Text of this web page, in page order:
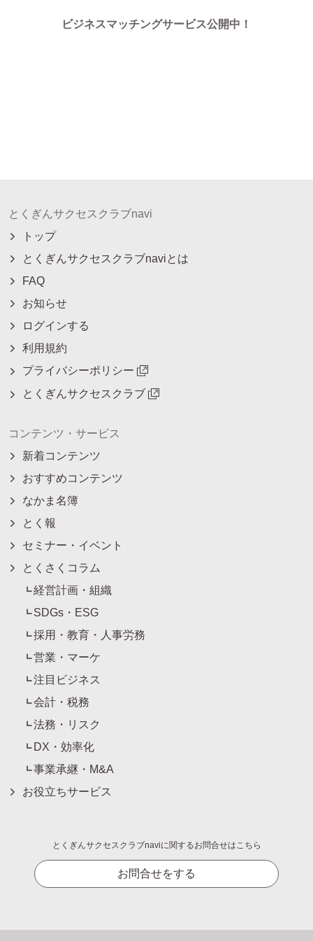
ビジネスマッチングサービス公開中！
とくぎんサクセスクラブnavi
トップ
とくぎんサクセスクラブnaviとは
FAQ
お知らせ
ログインする
利用規約
プライバシーポリシー
とくぎんサクセスクラブ
コンテンツ・サービス
新着コンテンツ
おすすめコンテンツ
なかま名簿
とく報
セミナー・イベント
とくさくコラム
経営計画・組織
SDGs・ESG
採用・教育・人事労務
営業・マーケ
注目ビジネス
会計・税務
法務・リスク
DX・効率化
事業承継・M&A
お役立ちサービス
とくぎんサクセスクラブnaviに関するお問合せはこちら
お問合せをする